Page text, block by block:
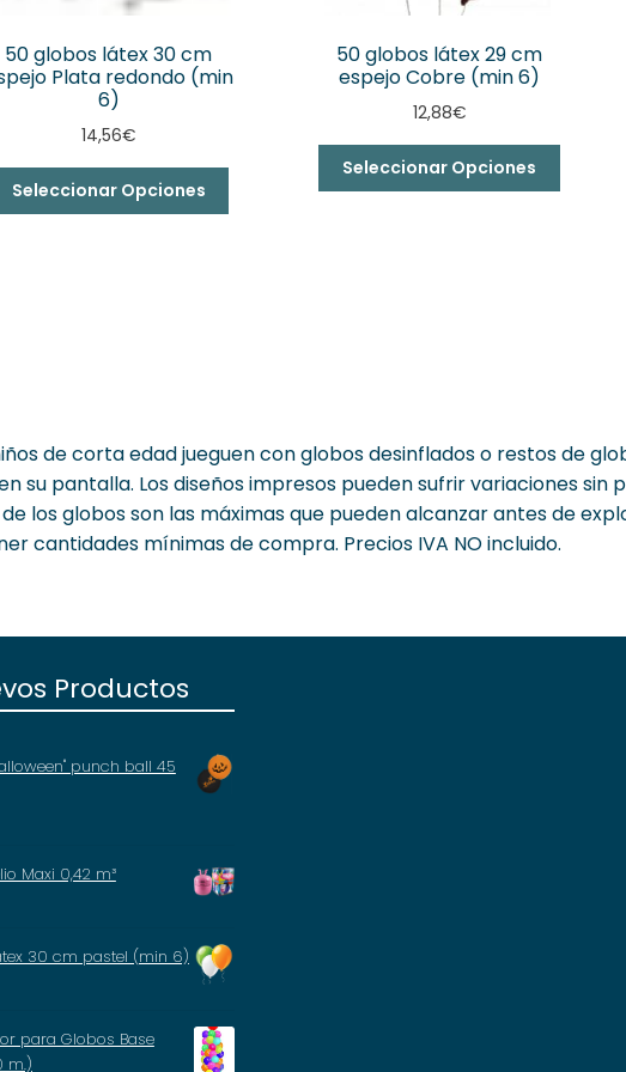
50 globos látex 30 cm
Plata redondo (min
6)
14,56€
Seleccionar Opciones
50 globos látex 29 cm
espejo Cobre (min 6)
12,88€
Seleccionar Opciones
de corta edad jueguen con globos desinflados o restos de
su pantalla. Los diseños impresos pueden sufrir variaciones sin
de los globos son las máximas que pueden alcanzar antes de
cantidades mínimas de compra. Precios IVA NO incluido.
Productos
punch ball 45
Maxi 0,42 m³
30 cm pastel (min 6)
para Globos Base
m.)